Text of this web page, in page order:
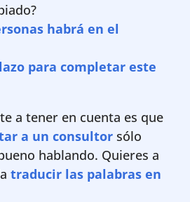
habrá en el
para completar este
a tener en cuenta es que
a un consultor sólo
hablando. Quieres a
traducir las palabras en